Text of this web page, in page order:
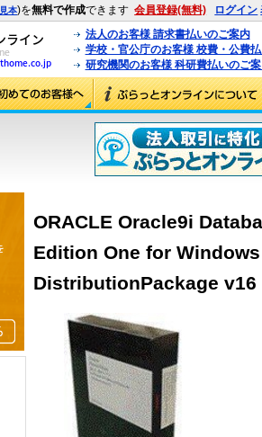
見本)を無料で作成できます 会員登録(無料) ログイン
法人のお客様 請求書払いのご案内
学校・官公庁のお客様 校費・公費
研究機関のお客様 科研費払いのご
ORACLE Oracle9i
Edition One for
DistributionPackage v16